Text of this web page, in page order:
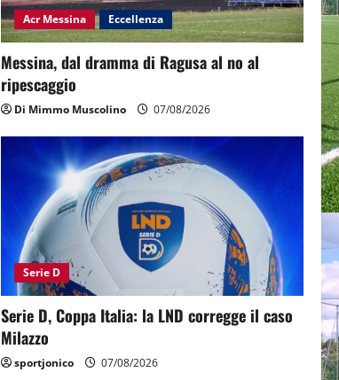
Acr Messina Eccellenza
Messina, dal dramma di Ragusa al no al
ripescaggio
Di Mimmo Muscolino 07/08/2026
Serie D
Serie D, Coppa Italia: la LND corregge il caso
Milazzo
sportjonico 07/08/2026